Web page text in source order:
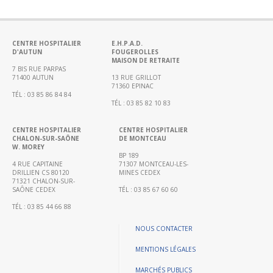
de
–
Recherche
clinique
du
CHWM
Continue
Certification
HAS
Démarche
Qualité
CENTRE HOSPITALIER
D'AUTUN
7 BIS RUE PARPAS
71400 AUTUN
TÉL : 03 85 86 84 84
E.H.P.A.D.
FOUGEROLLES
MAISON DE RETRAITE
13 RUE GRILLOT
71360 EPINAC
TÉL : 03 85 82 10 83
CENTRE HOSPITALIER
CHALON-SUR-SAÔNE
W. MOREY
4 RUE CAPITAINE
DRILLIEN CS 80120
71321 CHALON-SUR-
SAÔNE CEDEX
TÉL : 03 85 44 66 88
CENTRE HOSPITALIER
DE MONTCEAU
BP 189
71307 MONTCEAU-LES-
MINES CEDEX
TÉL : 03 85 67 60 60
NOUS CONTACTER
MENTIONS LÉGALES
MARCHÉS PUBLICS